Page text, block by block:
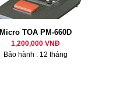
Micro TOA PM-660D
1,200,000 VNĐ
Bảo hành : 12 tháng